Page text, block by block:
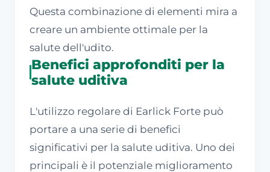
Questa combinazione di elementi mira a
creare un ambiente ottimale per la
salute dell'udito.
Benefici approfonditi per la
salute uditiva
L'utilizzo regolare di Earlick Forte può
portare a una serie di benefici
significativi per la salute uditiva. Uno dei
principali è il potenziale miglioramento